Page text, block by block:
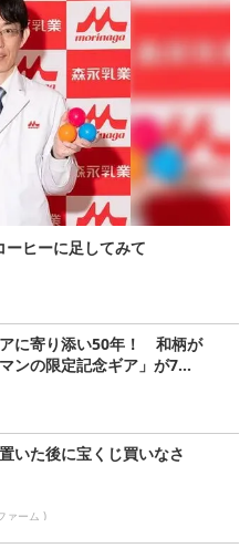
ヒーに足してみて
に寄り添い50年！ 和柄が
ンの限定記念ギア」が7...
いた後に宝くじ買いなさ
ァーム )